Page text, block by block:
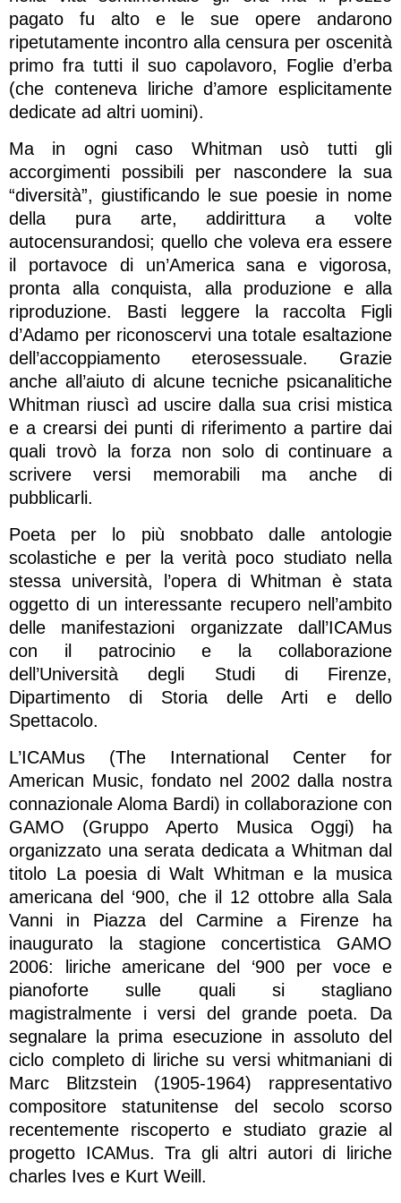
pagato fu alto e le sue opere andarono
ripetutamente incontro alla censura per oscenità
primo fra tutti il suo capolavoro, Foglie d’erba
(che conteneva liriche d’amore esplicitamente
dedicate ad altri uomini).
Ma in ogni caso Whitman usò tutti gli
accorgimenti possibili per nascondere la sua
“diversità”, giustificando le sue poesie in nome
della pura arte, addirittura a volte
autocensurandosi; quello che voleva era essere
il portavoce di un’America sana e vigorosa,
pronta alla conquista, alla produzione e alla
riproduzione. Basti leggere la raccolta Figli
d’Adamo per riconoscervi una totale esaltazione
dell’accoppiamento eterosessuale. Grazie
anche all’aiuto di alcune tecniche psicanalitiche
Whitman riuscì ad uscire dalla sua crisi mistica
e a crearsi dei punti di riferimento a partire dai
quali trovò la forza non solo di continuare a
scrivere versi memorabili ma anche di
pubblicarli.
Poeta per lo più snobbato dalle antologie
scolastiche e per la verità poco studiato nella
stessa università, l’opera di Whitman è stata
oggetto di un interessante recupero nell’ambito
delle manifestazioni organizzate dall’ICAMus
con il patrocinio e la collaborazione
dell’Università degli Studi di Firenze,
Dipartimento di Storia delle Arti e dello
Spettacolo.
L’ICAMus (The International Center for
American Music, fondato nel 2002 dalla nostra
connazionale Aloma Bardi) in collaborazione con
GAMO (Gruppo Aperto Musica Oggi) ha
organizzato una serata dedicata a Whitman dal
titolo La poesia di Walt Whitman e la musica
americana del ‘900, che il 12 ottobre alla Sala
Vanni in Piazza del Carmine a Firenze ha
inaugurato la stagione concertistica GAMO
2006: liriche americane del ‘900 per voce e
pianoforte sulle quali si stagliano
magistralmente i versi del grande poeta. Da
segnalare la prima esecuzione in assoluto del
ciclo completo di liriche su versi whitmaniani di
Marc Blitzstein (1905-1964) rappresentativo
compositore statunitense del secolo scorso
recentemente riscoperto e studiato grazie al
progetto ICAMus. Tra gli altri autori di liriche
charles Ives e Kurt Weill.